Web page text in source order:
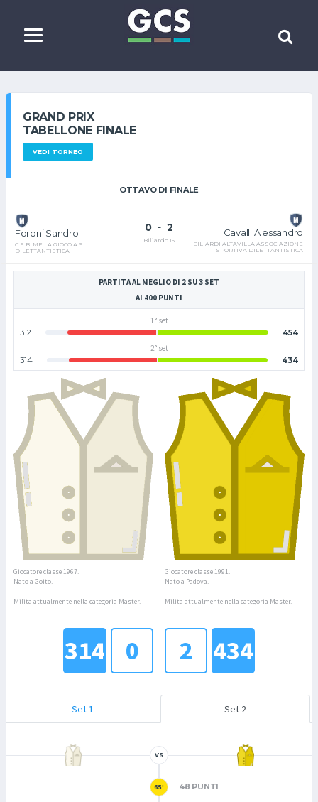
GRAND PRIX
TABELLONE FINALE
VEDI TORNEO
OTTAVO DI FINALE
Foroni Sandro
C.S.B. ME LA GIOCO A.S.
DILETTANTISTICA
0 - 2
Biliardo 15
Cavalli Alessandro
BILIARDI ALTAVILLA ASSOCIAZIONE
SPORTIVA DILETTANTISTICA
PARTITA AL MEGLIO DI 2 SU 3 SET
AI 400 PUNTI
1° set
312
454
2° set
314
434
Giocatore classe 1967.
Nato a Goito.
Milita attualmente nella categoria Master.
Giocatore classe 1991.
Nato a Padova.
Milita attualmente nella categoria Master.
0
314 2 434
Set 1 Set 2
VS
65' 48 PUNTI